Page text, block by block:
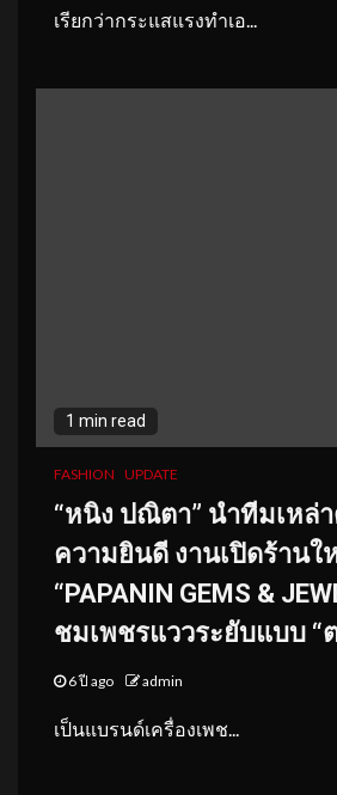
เรียกว่ากระแสแรงทำเอ...
1 min read
FASHION UPDATE
“หนิง ปณิตา” นำทีมเหล่
ความยินดี งานเปิดร้านใ
“PAPANIN GEMS &
ชมเพชรแววระยับแบบ “
6 ปี ago admin
เป็นแบรนด์เครื่องเพช...